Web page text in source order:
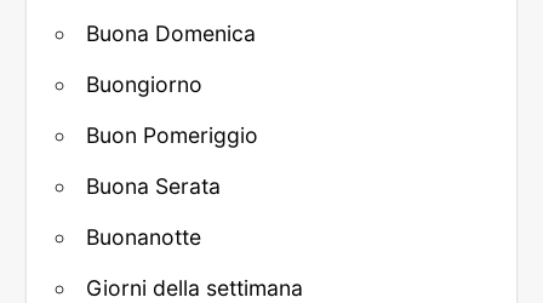
Buona Domenica
Buongiorno
Buon Pomeriggio
Buona Serata
Buonanotte
Giorni della settimana